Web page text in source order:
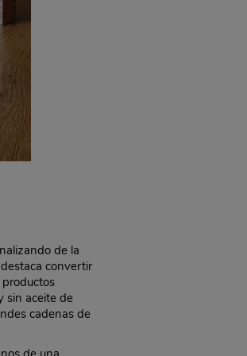
de la
convertir
sin aceite de
cadenas de